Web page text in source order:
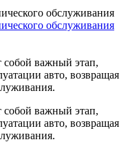
обслуживания
собой важный этап,
авто, возвращая
собой важный этап,
авто, возвращая